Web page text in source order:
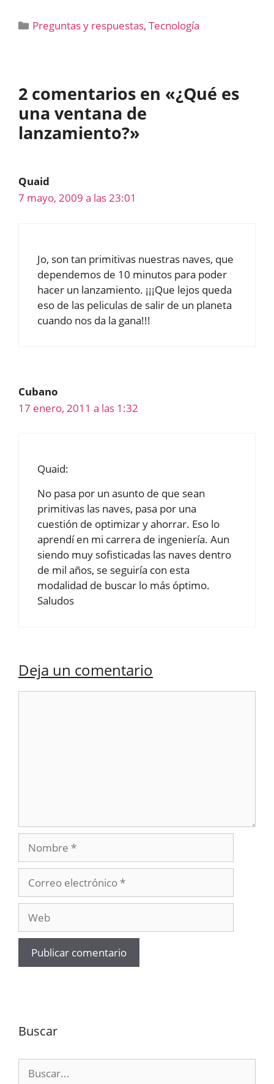
Categorías
Preguntas y respuestas,Tecnología
2 comentarios en «¿Qué es
una ventana de
lanzamiento?»
Quaid
7 mayo, 2009 a las 23:01
Jo, son tan primitivas nuestras naves, que
dependemos de 10 minutos para poder
hacer un lanzamiento. ¡¡¡Que lejos queda
eso de las peliculas de salir de un planeta
cuando nos da la gana!!!
Cubano
17 enero, 2011 a las 1:32
Quaid:
No pasa por un asunto de que sean
primitivas las naves, pasa por una
cuestión de optimizar y ahorrar. Eso lo
aprendí en mi carrera de ingeniería. Aun
siendo muy sofisticadas las naves dentro
de mil años, se seguiría con esta
modalidad de buscar lo más óptimo.
Saludos
Deja un comentario
electrónico
Buscar